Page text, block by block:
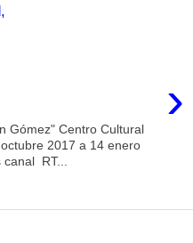
›
Gómez" Centro Cultural
2017 a 14 enero
RT...